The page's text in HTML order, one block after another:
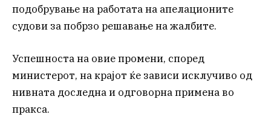
подобрување на работата на апелационите
судови за побрзо решавање на жалбите.
Успешноста на овие промени, според
министерот, на крајот ќе зависи исклучиво од
нивната доследна и одговорна примена во
пракса.